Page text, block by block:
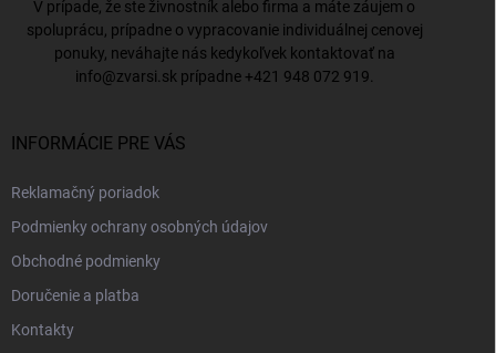
V prípade, že ste živnostník alebo firma a máte záujem o
spoluprácu, prípadne o vypracovanie individuálnej cenovej
ponuky, neváhajte nás kedykoľvek kontaktovať na
info@zvarsi.sk prípadne +421 948 072 919
INFORMÁCIE PRE VÁS
Reklamačný poriadok
Podmienky ochrany osobných údajov
Obchodné podmienky
Doručenie a platba
Kontakty